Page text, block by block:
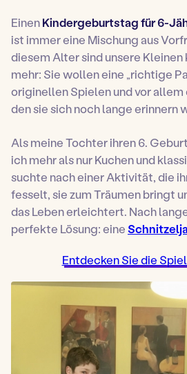
EinenKindergeburtstag für 6-
ist immer eine Mischung aus
diesem Alter sind unsere
mehr: Sie wollen eine „richtige
originellen Spielen und vor allem
den sie sich noch lange erinnern
Als meine Tochter ihren 6.
ich mehr als nur Kuchen und
suchte nach einer Aktivität, die
fesselt, sie zum Träumen bringt
das Leben erleichtert. Nach
perfekte Lösung: eine
Entdecken Sie die